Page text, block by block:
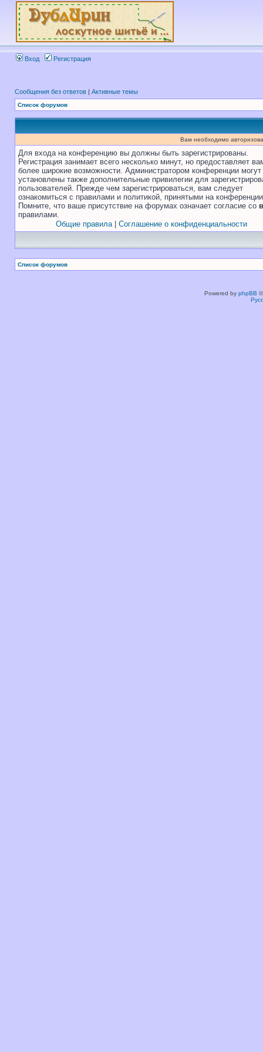
Вход Регистрация
Сообщения без ответов | Активные темы
Список форумов
Вам необходимо
Для входа на конференцию вы должны быть зарегистрированы.
Регистрация занимает всего несколько минут, но предоставляет
более широкие возможности. Администратором конференции
установлены также дополнительные привилегии для
пользователей. Прежде чем зарегистрироваться, вам следует
ознакомиться с правилами и политикой, принятыми на
Помните, что ваше присутствие на форумах означает согласие со
правилами.
Общие правила| Соглашение о конфиденциальности
Список форумов
Powered by phpBB